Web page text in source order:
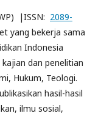
|ISSN: 2089-
yang bekerja sama
Indonesia
dan penelitian
Hukum, Teologi.
hasil-hasil
ilmu sosial,